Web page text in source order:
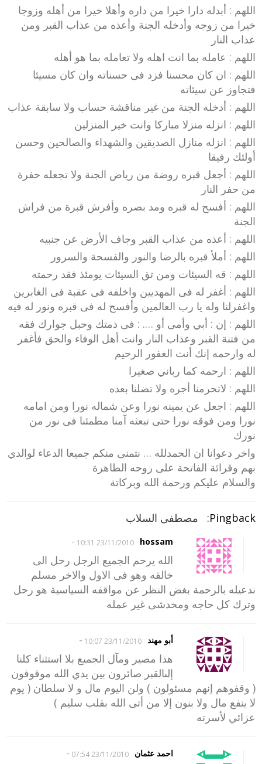
اللهم : أبدله دارا خيرا من داره وأهلا خيرا من أهله وزوجا
خيرا من زوجه وأدخله الجنة وأعذه من عذاب القبر ومن
عذاب النار
اللهم : عامله بما انت اهله ولا تعامله بما هو أهله
اللهم : ان كان محسنا فزد فى حسناته وان كان مسيئا
فتجاوز عن سيئاته
اللهم : أدخله الجنة من غير مناقشة حساب ولا سابقة عذاب
اللهم : انزله منزلا مباركا وانت خير المنزلين
اللهم : انزله منازل الصديقين والشهداء والصالحين وحسن
أولئك رفيقا
اللهم : أجعل قبره روضة من رياض الجنة ولا تجعله حفرة
من حفر النار
اللهم : أفسح له قبره ومد بصره وأفرش قبرة من فراش
الجنة
اللهم : أعذه من عذاب القبر وجاف الأرض عن جنبيه
اللهم : أملأ قبره بالرضا والنور والفسحة والسرور
اللهم : قه السيئات ومن تق السيئات يومئذ فقد رحمته
اللهم : أغفر له فى المهديين واخلفه فى عقبة فى الغابرين
واغفرلنا وله يا رب العالمين وأفسح له فى قبره ونور له فيه
اللهم : إن : أبي وأمى أو …. : فى ذمتك وحبل جوارك فقه
من فتنة القبر وعذاب النار وانت أهل الوفاء والحق فأغفر
له وارحمه إنك أنت الغفور الرحيم
اللهم : ارحمه كما رباني صغيرا
اللهم : لاتحرمنا أجره ولا تضلنا بعده
اللهم : اجعل عن يمينه نورا وعن شماله نورا ومن امامه
نورا ومن فوقه نورا حتى تبعثه آمنا مطمئنا فى نور من
نورك
واخر دعوانا ان الحمدلله … نتمنى منكم جميعا الدعاء لوالدي
بهم وقرائة الفاتحة على روحه الطاهرة
والسلام عليكم ورحمة الله وبركاتة
Pingback: مصطفى السلاب
hossam
23/11/2010 10:31
-
الله يرحم الجميع الرجل رحل الى
خالقه وهو فى الاول والاخر مسلم
ندعيله بالرحمة بغض النظر عن مواقفه السياسية هو رحل
وترك كل حاجه ومخدشى غير عمله
أبو مهند 23/11/2010 10:07
-
هذا مصير ومآل الجميع بلا استثناء كلنا
إلىالقبر صائرون بين يدي الله موقوفون
( وقفوهم إنهم مسئولون ) ولن اليوم مال و لا سلطان ( يوم
لا ينفع مال ولا بنون إلا من أتى الله بقلب سليم )
عزائي لأسرته
احمد عثمان 23/11/2010 07:54
-